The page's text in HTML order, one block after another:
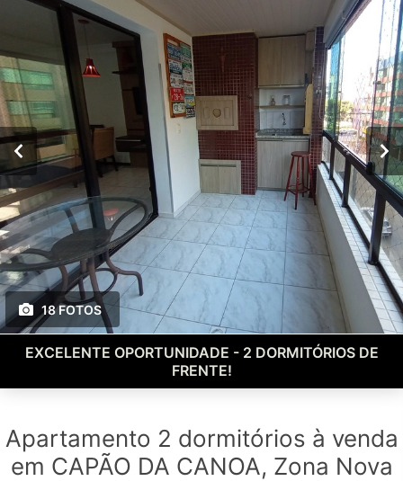
18 FOTOS
EXCELENTE OPORTUNIDADE - 2 DORMITÓRIOS DE
FRENTE!
Apartamento 2 dormitórios à venda
em CAPÃO DA CANOA, Zona Nova